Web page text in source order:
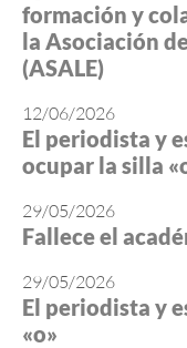
formación y
la Asociación
(ASALE)
12/06/2026
El periodista y
ocupar la silla
29/05/2026
Fallece el
29/05/2026
El periodista y
«o»